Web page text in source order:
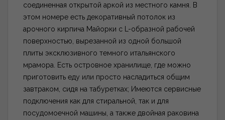
соединенная открытой аркой из местного камня. В
этом номере есть декоративный потолок из
арочного кирпича Майорки с L-образной рабочей
поверхностью, вырезанной из одной большой
плиты эксклюзивного темного итальянского
мрамора. Есть островное хранилище, где можно
приготовить еду или просто насладиться общим
завтраком, сидя на табуретках; Имеются сервисные
подключения как для стиральной, так и для
посудомоечной машины, а также двойная раковина